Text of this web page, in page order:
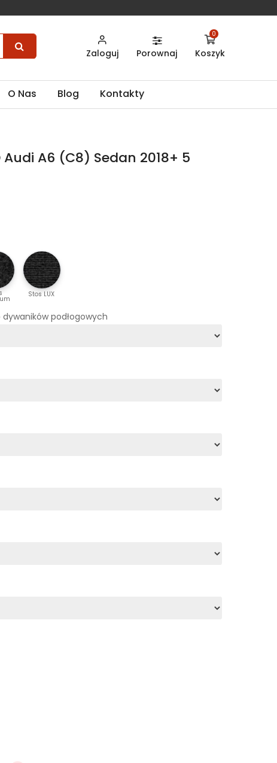
Zaloguj Porownaj Koszyk
0
O Nas Blog Kontakty
Audi A6 (C8) Sedan 2018+ 5
Stos LUX
podłogowych